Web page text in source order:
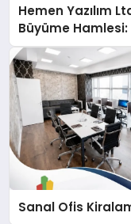
Hemen Yazılım
Büyüme
Beğeni Alanında
Sanal Ofis